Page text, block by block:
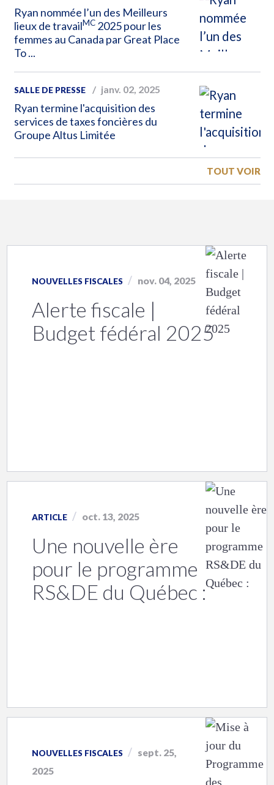
Ryan nommée l’un des Meilleurs
lieux de travailMC2025 pour les
femmes au Canada par Great Place
To ...
SALLE DE PRESSE janv. 02, 2025
Ryan termine l'acquisition des
services de taxes foncières du
Groupe Altus Limitée
TOUT VOIR
NOUVELLES FISCALES nov. 04, 2025
Alerte fiscale |
Budget fédéral 2025
ARTICLE oct. 13, 2025
Une nouvelle ère
pour le programme
RS&DE du Québec :
NOUVELLES FISCALES
sept. 25,
2025